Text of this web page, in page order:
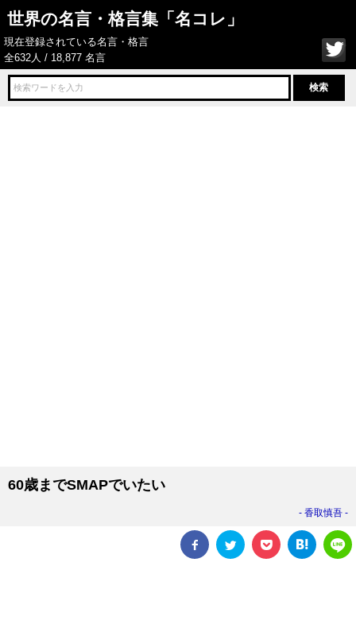
世界の名言・格言集「名コレ」
現在登録されている名言・格言
全632人 / 18,877 名言
60歳までSMAPでいたい
香取慎吾